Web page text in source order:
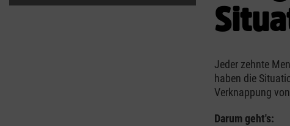
Jeder zehnte
haben die
Verknappung
Darum geht's: